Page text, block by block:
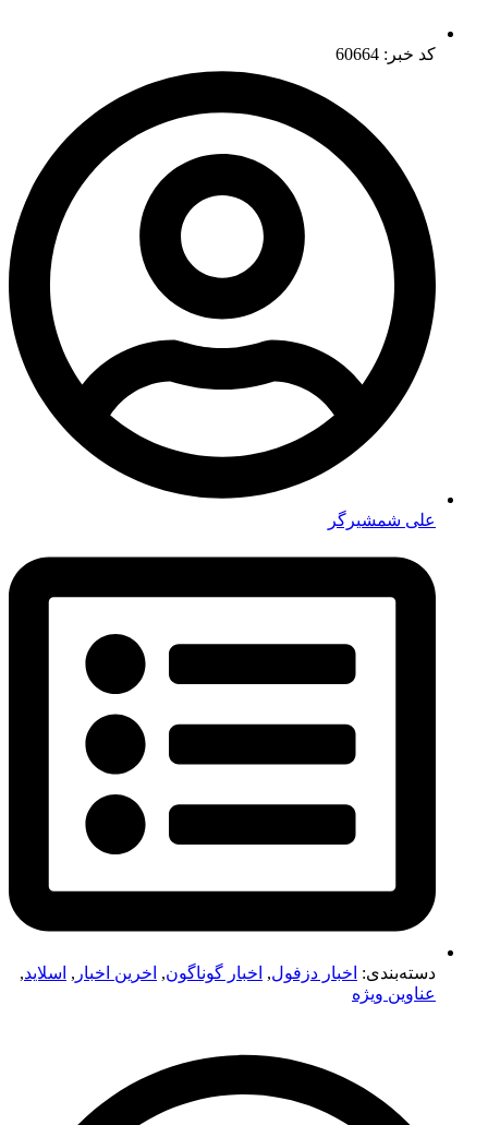
کد خبر: 60664
علی شمشیرگر
دسته‌بندی: اخبار دزفول, اخبار گوناگون,اخرین اخبار اسلاید ,
عناوین ویژه